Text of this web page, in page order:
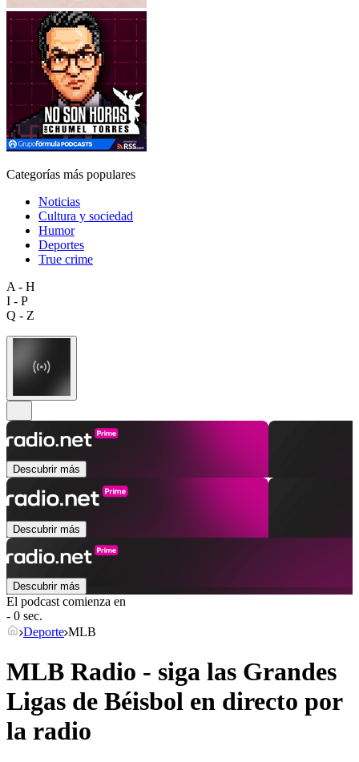
Categorías más populares
Noticias
Cultura y sociedad
Humor
Deportes
True crime
A - H
I - P
Q - Z
Descubrir más
Descubrir más
Descubrir más
El podcast comienza en
- 0 sec.
Deporte MLB
MLB Radio - siga las Grandes
Ligas de Béisbol en directo por
la radio